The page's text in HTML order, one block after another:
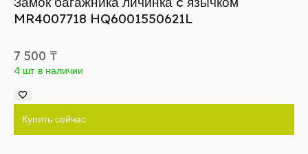
MR4007718 HQ6001550621L
7 500 ₸
4 шт в наличии
Купить сейчас